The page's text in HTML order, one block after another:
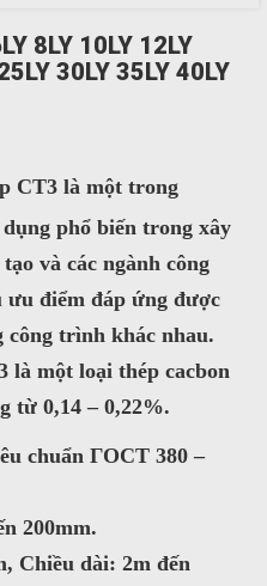
8LY 10LY 12LY
30LY 35LY 40LY
CT3 là một trong
phổ biến trong xây
và các ngành công
ưu điểm đáp ứng được
trình khác nhau.
là một loại thép cacbon
từ 0,14 – 0,22%.
chuẩn ГOCT 380 –
200mm.
Chiều dài: 2m đến